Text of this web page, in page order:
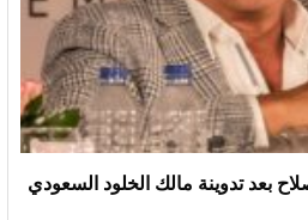
بعد تدوينة مالك الخلود السعودي